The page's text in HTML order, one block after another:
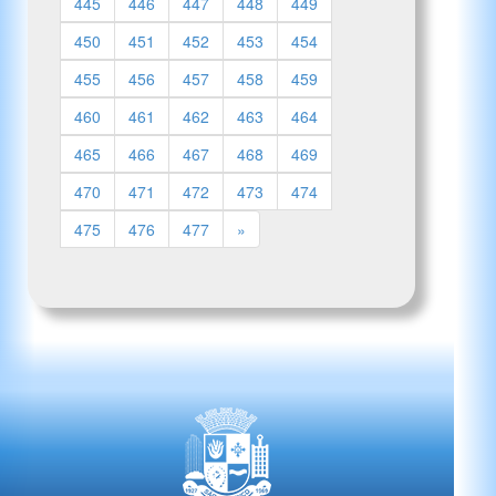
450
451 452 453
454
455
456 457 458
459
460
461 462 463
464
465
466 467 468
469
470
471 472 473
474
475
476 477 »